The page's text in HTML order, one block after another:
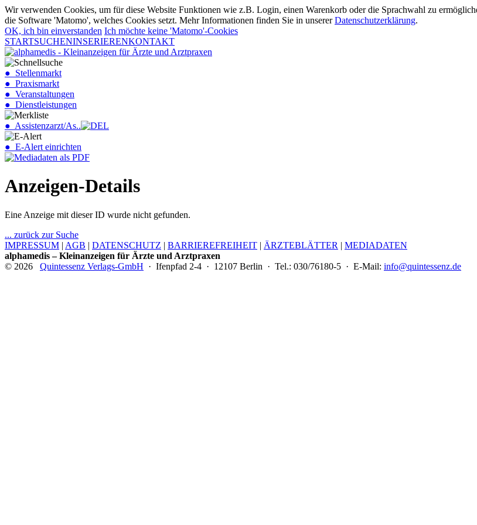
Wir verwenden Cookies, um für diese Website Funktionen wie z.B. Login, einen Warenkorb oder die Sprachwahl zu
die Software 'Matomo', welches Cookies setzt. Mehr Informationen finden Sie in unsererDatenschutzerklärung.
OK, ich bin einverstanden Ich möchte keine 'Matomo'-Cookies
STARTSUCHENINSERIERENKONTAKT
● Stellenmarkt
● Praxismarkt
● Veranstaltungen
● Dienstleistungen
● Assistenzarzt/As..
● E-Alert einrichten
Anzeigen-Details
Eine Anzeige mit dieser ID wurde nicht gefunden.
... zurück zur Suche
IMPRESSUM | AGB | DATENSCHUTZ | BARRIEREFREIHEIT | ÄRZTEBLÄTTER | MEDIADATEN
alphamedis – Kleinanzeigen für Ärzte und Arztpraxen
© 2026 Quintessenz Verlags-GmbH · Ifenpfad 2-4 · 12107 Berlin · Tel.: 030/76180-5 · E-Mail: info@quintessenz.de